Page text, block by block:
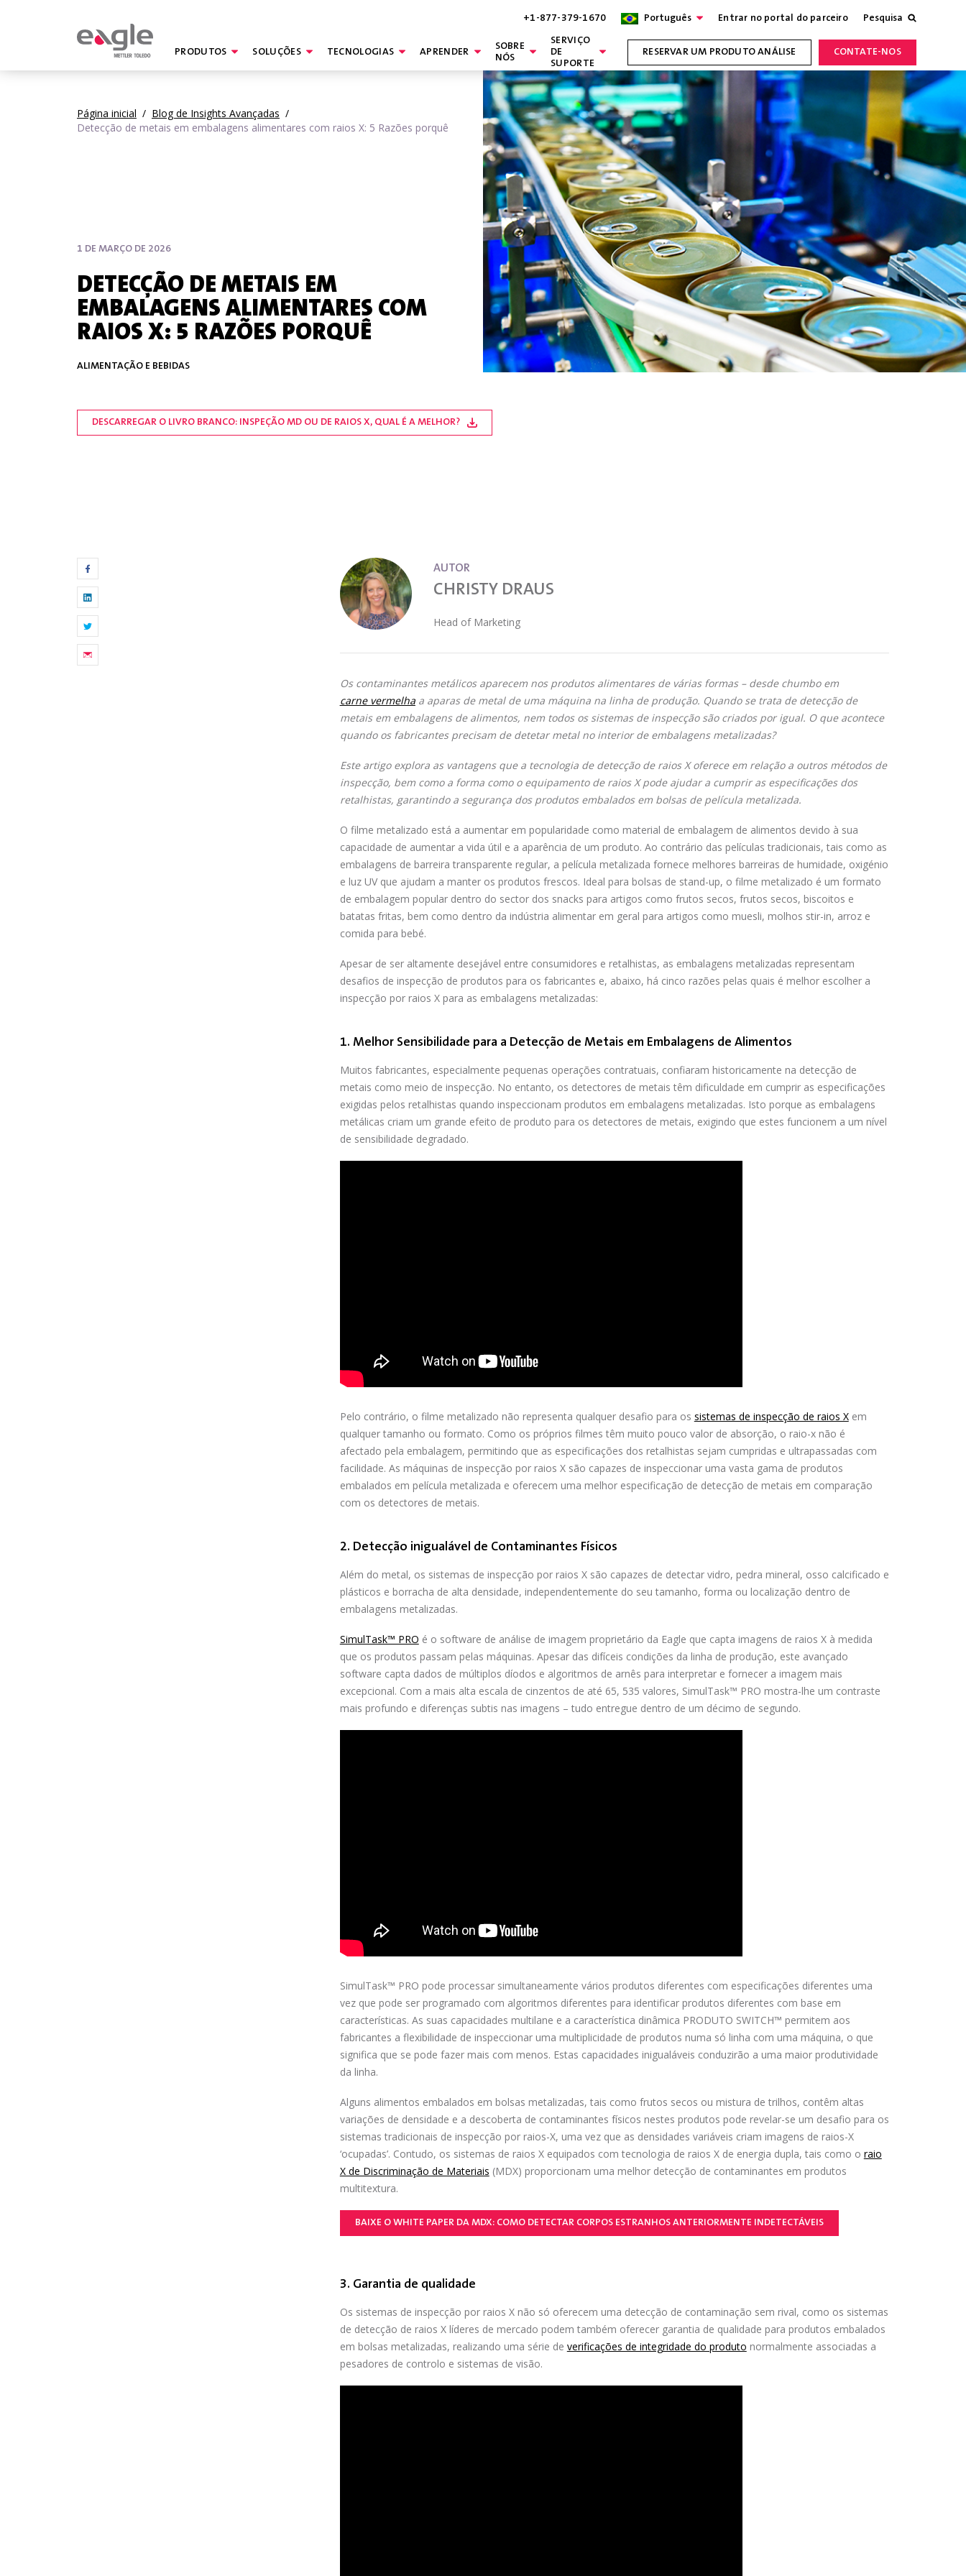
+1-877-379-1670 Português Entrar no portal do parceiro Pesquisa
PRODUTOS SOLUÇÕES TECNOLOGIAS APRENDER
SOBRE
NÓS
SERVIÇO
DE
SUPORTE
RESERVAR UM PRODUTO ANÁLISE CONTATE-NOS
Página inicial / Blog de Insights Avançadas /
Detecção de metais em embalagens alimentares com raios X: 5 Razões porquê
1 DE MARÇO DE 2026
DETECÇÃO DE METAIS EM
EMBALAGENS ALIMENTARES COM
RAIOS X: 5 RAZÕES PORQUÊ
ALIMENTAÇÃO E BEBIDAS
DESCARREGAR O LIVRO BRANCO: INSPEÇÃO MD OU DE RAIOS X, QUAL É A MELHOR?
AUTOR
CHRISTY DRAUS
Head of Marketing
Os contaminantes metálicos aparecem nos produtos alimentares de várias formas – desde chumbo em
carne vermelhaa aparas de metal de uma máquina na linha de produção. Quando se trata de detecção de
metais em embalagens de alimentos, nem todos os sistemas de inspecção são criados por igual. O que acontece
quando os fabricantes precisam de detetar metal no interior de embalagens metalizadas?
Este artigo explora as vantagens que a tecnologia de detecção de raios X oferece em relação a outros métodos de
inspecção, bem como a forma como o equipamento de raios X pode ajudar a cumprir as especificações dos
retalhistas, garantindo a segurança dos produtos embalados em bolsas de película metalizada.
O filme metalizado está a aumentar em popularidade como material de embalagem de alimentos devido à sua
capacidade de aumentar a vida útil e a aparência de um produto. Ao contrário das películas tradicionais, tais como as
embalagens de barreira transparente regular, a película metalizada fornece melhores barreiras de humidade, oxigénio
e luz UV que ajudam a manter os produtos frescos. Ideal para bolsas de stand-up, o filme metalizado é um formato
de embalagem popular dentro do sector dos snacks para artigos como frutos secos, frutos secos, biscoitos e
batatas fritas, bem como dentro da indústria alimentar em geral para artigos como muesli, molhos stir-in, arroz e
comida para bebé.
Apesar de ser altamente desejável entre consumidores e retalhistas, as embalagens metalizadas representam
desafios de inspecção de produtos para os fabricantes e, abaixo, há cinco razões pelas quais é melhor escolher a
inspecção por raios X para as embalagens metalizadas:
1. Melhor Sensibilidade para a Detecção de Metais em Embalagens de Alimentos
Muitos fabricantes, especialmente pequenas operações contratuais, confiaram historicamente na detecção de
metais como meio de inspecção. No entanto, os detectores de metais têm dificuldade em cumprir as especificações
exigidas pelos retalhistas quando inspeccionam produtos em embalagens metalizadas. Isto porque as embalagens
metálicas criam um grande efeito de produto para os detectores de metais, exigindo que estes funcionem a um nível
de sensibilidade degradado.
Pelo contrário, o filme metalizado não representa qualquer desafio para os sistemas de inspecção de raios Xem
qualquer tamanho ou formato. Como os próprios filmes têm muito pouco valor de absorção, o raio-x não é
afectado pela embalagem, permitindo que as especificações dos retalhistas sejam cumpridas e ultrapassadas com
facilidade. As máquinas de inspecção por raios X são capazes de inspeccionar uma vasta gama de produtos
embalados em película metalizada e oferecem uma melhor especificação de detecção de metais em comparação
com os detectores de metais.
2. Detecção inigualável de Contaminantes Físicos
Além do metal, os sistemas de inspecção por raios X são capazes de detectar vidro, pedra mineral, osso calcificado e
plásticos e borracha de alta densidade, independentemente do seu tamanho, forma ou localização dentro de
embalagens metalizadas.
SimulTask™ PRO é o software de análise de imagem proprietário da Eagle que capta imagens de raios X à medida
que os produtos passam pelas máquinas. Apesar das difíceis condições da linha de produção, este avançado
software capta dados de múltiplos díodos e algoritmos de arnês para interpretar e fornecer a imagem mais
excepcional. Com a mais alta escala de cinzentos de até 65, 535 valores, SimulTask™ PRO mostra-lhe um contraste
mais profundo e diferenças subtis nas imagens – tudo entregue dentro de um décimo de segundo.
SimulTask™ PRO pode processar simultaneamente vários produtos diferentes com especificações diferentes uma
vez que pode ser programado com algoritmos diferentes para identificar produtos diferentes com base em
características. As suas capacidades multilane e a característica dinâmica PRODUTO SWITCH™ permitem aos
fabricantes a flexibilidade de inspeccionar uma multiplicidade de produtos numa só linha com uma máquina, o que
significa que se pode fazer mais com menos. Estas capacidades inigualáveis conduzirão a uma maior produtividade
da linha.
Alguns alimentos embalados em bolsas metalizadas, tais como frutos secos ou mistura de trilhos, contêm altas
variações de densidade e a descoberta de contaminantes físicos nestes produtos pode revelar-se um desafio para os
sistemas tradicionais de inspecção por raios-X, uma vez que as densidades variáveis criam imagens de raios-X
‘ocupadas’. Contudo, os sistemas de raios X equipados com tecnologia de raios X de energia dupla, tais como o raio
X de Discriminação de Materiais (MDX) proporcionam uma melhor detecção de contaminantes em produtos
multitextura.
BAIXE O WHITE PAPER DA MDX: COMO DETECTAR CORPOS ESTRANHOS ANTERIORMENTE INDETECTÁVEIS
3. Garantia de qualidade
Os sistemas de inspecção por raios X não só oferecem uma detecção de contaminação sem rival, como os sistemas
de detecção de raios X líderes de mercado podem também oferecer garantia de qualidade para produtos embalados
em bolsas metalizadas, realizando uma série de verificações de integridade do produto normalmente associadas a
pesadores de controlo e sistemas de visão.